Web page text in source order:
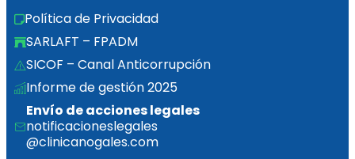
Política de Privacidad
SARLAFT – FPADM
SICOF – Canal Anticorrupción
Informe de gestión 2025
Envío de acciones legales
notificacioneslegales
@clinicanogales.com